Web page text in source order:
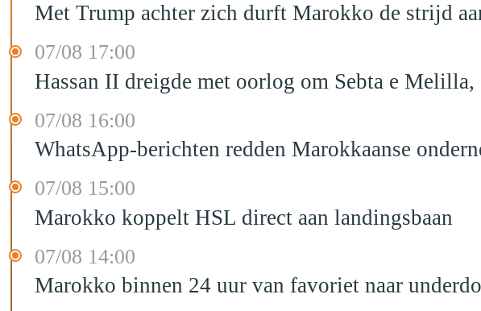
Met Trump achter zich durft Marokko de strijd
07/08 17:00
Hassan II dreigde met oorlog om Sebta e Melilla,
07/08 16:00
WhatsApp-berichten redden Marokkaanse
07/08 15:00
Marokko koppelt HSL direct aan landingsbaan
07/08 14:00
Marokko binnen 24 uur van favoriet naar